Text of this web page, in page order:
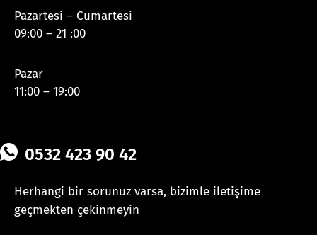
Pazartesi – Cumartesi
09:00 – 21 :00
Pazar
11:00 – 19:00
0532 423 90 42
Herhangi bir sorunuz varsa, bizimle iletişime
geçmekten çekinmeyin